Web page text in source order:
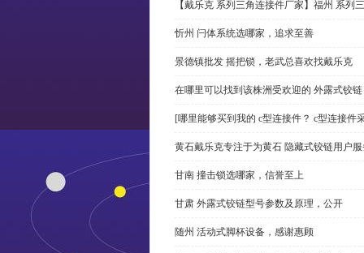
【戴乐克 系列三角连接件厂家】福州 系列
忻州 闩体系统选哪家，追求至善
景德镇批发 摇把锁，老武总喜欢找戴乐克
在哪里可以找到该株洲受欢迎的 外露式铰
[哪里能够买到我的 c型连接件？ c型连接件
黄石戴乐克专注于为黄石 隐藏式铰链用户
甘南 撞击锁选哪家，信誉至上
甘肃 外露式铰链型号参数及原理，公开
随州 活动式脚杯设备，感谢惠顾